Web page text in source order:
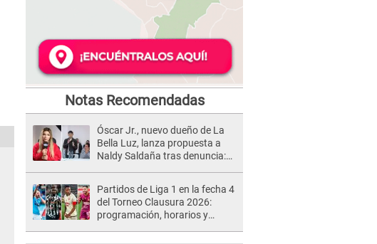
Notas Recomendadas
Óscar Jr., nuevo dueño de La
Bella Luz, lanza propuesta a
Naldy Saldaña tras denuncia:
Partidos de Liga 1 en la fecha 4
del Torneo Clausura 2026:
programación, horarios y